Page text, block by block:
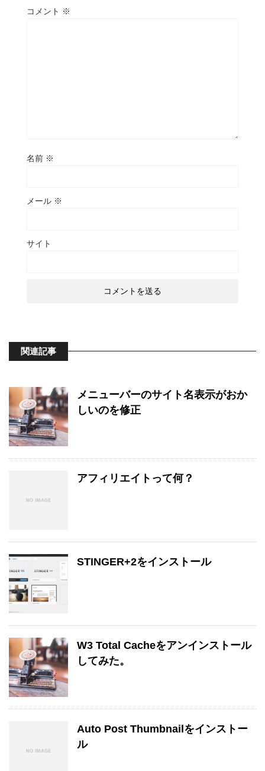
コメント ※
名前 ※
メール ※
サイト
関連記事
メニューバーのサイト名表示がおか
しいのを修正
アフィリエイトって何？
STINGER+2をインストール
W3 Total Cacheをアンインストール
してみた。
Auto Post Thumbnailをインストー
ル